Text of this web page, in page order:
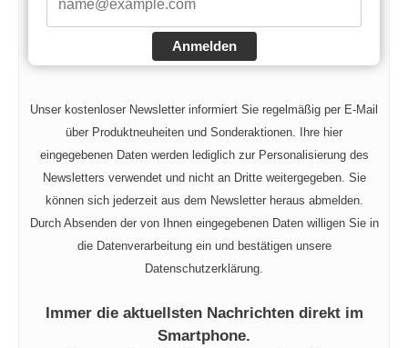
Anmelden
Unser kostenloser Newsletter informiert Sie regelmäßig per E-Mail
über Produktneuheiten und Sonderaktionen. Ihre hier
eingegebenen Daten werden lediglich zur Personalisierung des
Newsletters verwendet und nicht an Dritte weitergegeben. Sie
können sich jederzeit aus dem Newsletter heraus abmelden.
Durch Absenden der von Ihnen eingegebenen Daten willigen Sie in
die Datenverarbeitung ein und bestätigen unsere
Datenschutzerklärung.
Immer die aktuellsten Nachrichten direkt im
Smartphone.